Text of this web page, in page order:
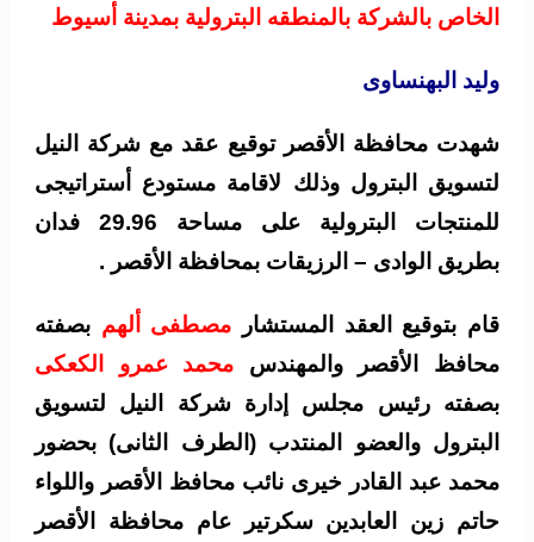
الخاص بالشركة بالمنطقه البترولية بمدينة أسيوط
وليد البهنساوى
شهدت محافظة الأقصر توقيع عقد مع شركة النيل
لتسويق البترول وذلك لاقامة مستودع أستراتيجى
للمنتجات البترولية على مساحة 29.96 فدان
بطريق الوادى – الرزيقات بمحافظة الأقصر .
قام بتوقيع العقد المستشار مصطفى ألهم بصفته
محافظ الأقصر والمهندس محمد عمرو الكعكى
بصفته رئيس مجلس إدارة شركة النيل لتسويق
البترول والعضو المنتدب (الطرف الثانى) بحضور
محمد عبد القادر خيرى نائب محافظ الأقصر واللواء
حاتم زين العابدين سكرتير عام محافظة الأقصر